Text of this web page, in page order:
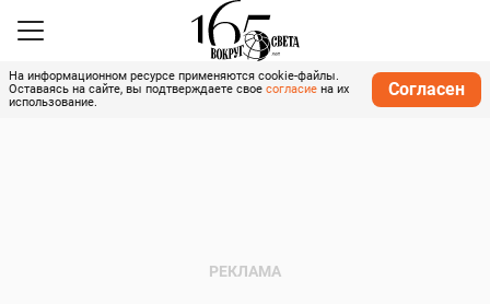
На информационном ресурсе применяются cookie-файлы.
Оставаясь на сайте, вы подтверждаете свое согласие на их
использование.
Согласен